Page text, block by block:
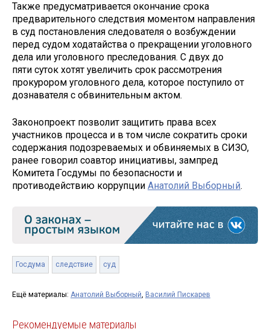
Также предусматривается окончание срока
предварительного следствия моментом направления
в суд постановления следователя о возбуждении
перед судом ходатайства о прекращении уголовного
дела или уголовного преследования. С двух до
пяти суток хотят увеличить срок рассмотрения
прокурором уголовного дела, которое поступило от
дознавателя с обвинительным актом.
Законопроект позволит защитить права всех
участников процесса и в том числе сократить сроки
содержания подозреваемых и обвиняемых в СИЗО,
ранее говорил соавтор инициативы, зампред
Комитета Госдумы по безопасности и
противодействию коррупции Анатолий Выборный.
Госдума следствие суд
Ещё материалы: Анатолий Выборный, Василий Пискарев
Рекомендуемые материалы